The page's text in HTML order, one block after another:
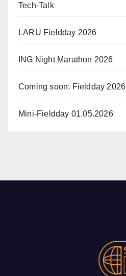
Tech-Talk
LARU Fieldday 2026
ING Night Marathon 2026
Coming soon: Fieldday 2026
Mini-Fieldday 01.05.2026